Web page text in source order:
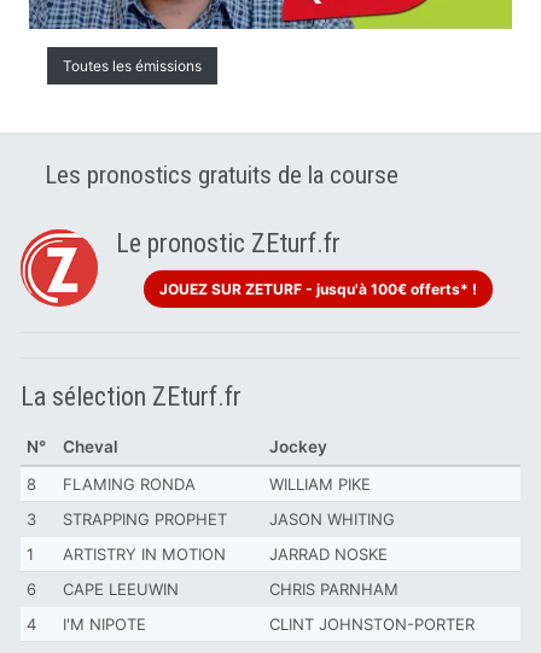
Toutes les émissions
Les pronostics gratuits de la course
Le pronostic ZEturf.fr
JOUEZ SUR ZETURF - jusqu'à 100€ offerts* !
La sélection ZEturf.fr
N° Cheval
Jockey
8
FLAMING RONDA
WILLIAM PIKE
3
STRAPPING PROPHET
JASON WHITING
1
ARTISTRY IN MOTION
JARRAD NOSKE
6
CAPE LEEUWIN
CHRIS PARNHAM
4
I'M NIPOTE
CLINT JOHNSTON-PORTER